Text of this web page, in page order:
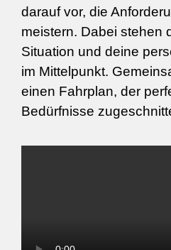
darauf vor, die
meistern. Dabei stehen
Situation und deine
im Mittelpunkt.
einen Fahrplan, der
Bedürfnisse